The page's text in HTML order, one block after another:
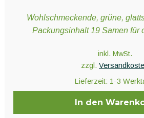
Wohlschmeckende, grüne,
Packungsinhalt 19 Samen für
inkl. MwSt.
zzgl.
Lieferzeit: 1-3
In den